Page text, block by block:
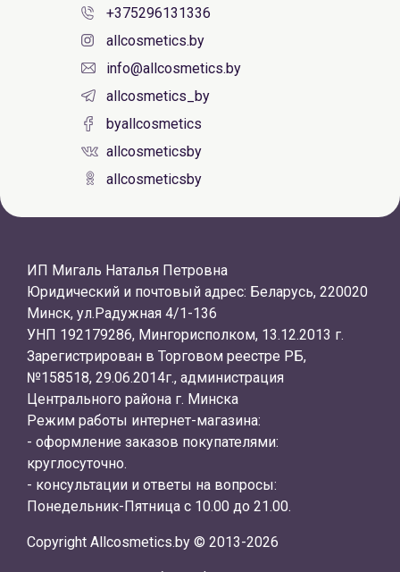
+375296131336
allcosmetics.by
info@allcosmetics.by
allcosmetics_by
byallcosmetics
allcosmeticsby
allcosmeticsby
ИП Мигаль Наталья Петровна
Юридический и почтовый адрес: Беларусь, 220020
Минск, ул.Радужная 4/1-136
УНП 192179286, Мингорисполком, 13.12.2013 г.
Зарегистрирован в Торговом реестре РБ,
№158518, 29.06.2014г., администрация
Центрального района г. Минска
Режим работы интернет-магазина:
- оформление заказов покупателями:
круглосуточно.
- консультации и ответы на вопросы:
Понедельник-Пятница с 10.00 до 21.00.
Copyright Allcosmetics.by © 2013-2026